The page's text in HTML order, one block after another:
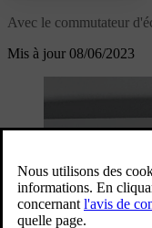
Mis à jour 08/06/2023
Avec le commutateur